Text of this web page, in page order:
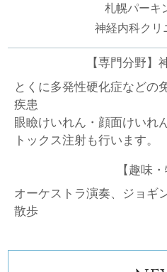
札幌パーキ
神経内科クリ
【専門分野】
とくに多発性硬化症などの
疾患
眼瞼けいれん・顔面けいれ
トックス注射も行います。
【趣味・
オーケストラ演奏、ジョギ
散歩